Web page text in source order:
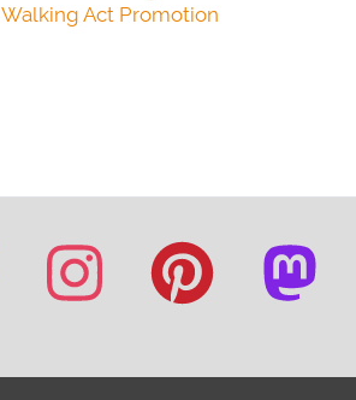
Walking Act Promotion